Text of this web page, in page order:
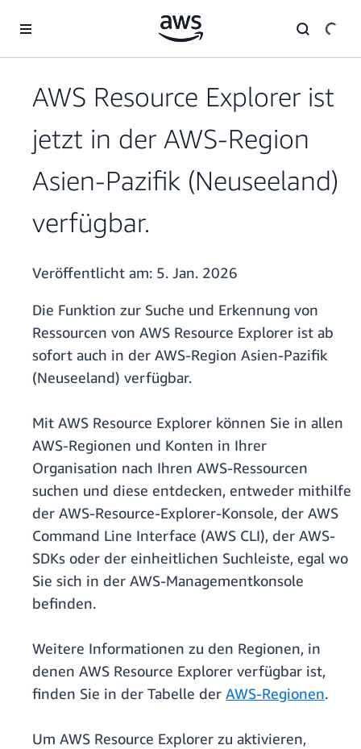
Überspringen zum Hauptinhalt
AWS Resource Explorer ist
jetzt in der AWS-Region
Asien-Pazifik (Neuseeland)
verfügbar.
Veröffentlicht am: 5. Jan. 2026
Die Funktion zur Suche und Erkennung von
Ressourcen von AWS Resource Explorer ist ab
sofort auch in der AWS-Region Asien-Pazifik
(Neuseeland) verfügbar.
Mit AWS Resource Explorer können Sie in allen
AWS-Regionen und Konten in Ihrer
Organisation nach Ihren AWS-Ressourcen
suchen und diese entdecken, entweder mithilfe
der AWS-Resource-Explorer-Konsole, der AWS
Command Line Interface (AWS CLI), der AWS-
SDKs oder der einheitlichen Suchleiste, egal wo
Sie sich in der AWS-Managementkonsole
befinden.
Weitere Informationen zu den Regionen, in
denen AWS Resource Explorer verfügbar ist,
finden Sie in der Tabelle der AWS-Regionen.
Um AWS Resource Explorer zu aktivieren,